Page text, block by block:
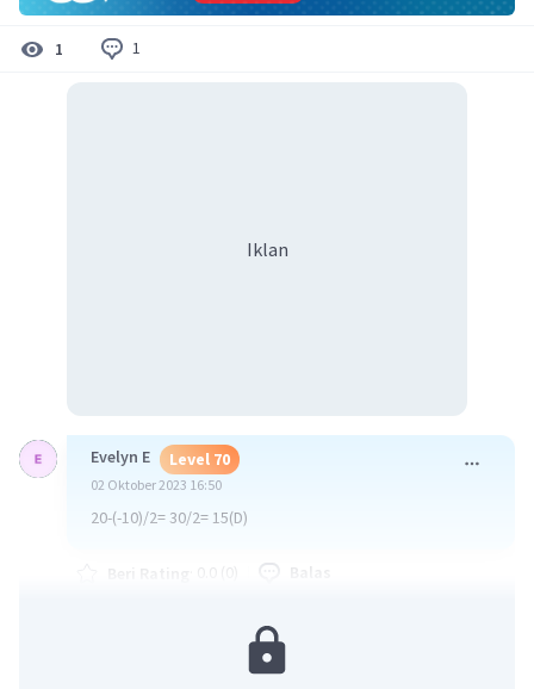
1 1
Iklan
Evelyn E Level 70
02 Oktober 2023 16:50
20-(-10)/2= 30/2= 15(D)
Balas